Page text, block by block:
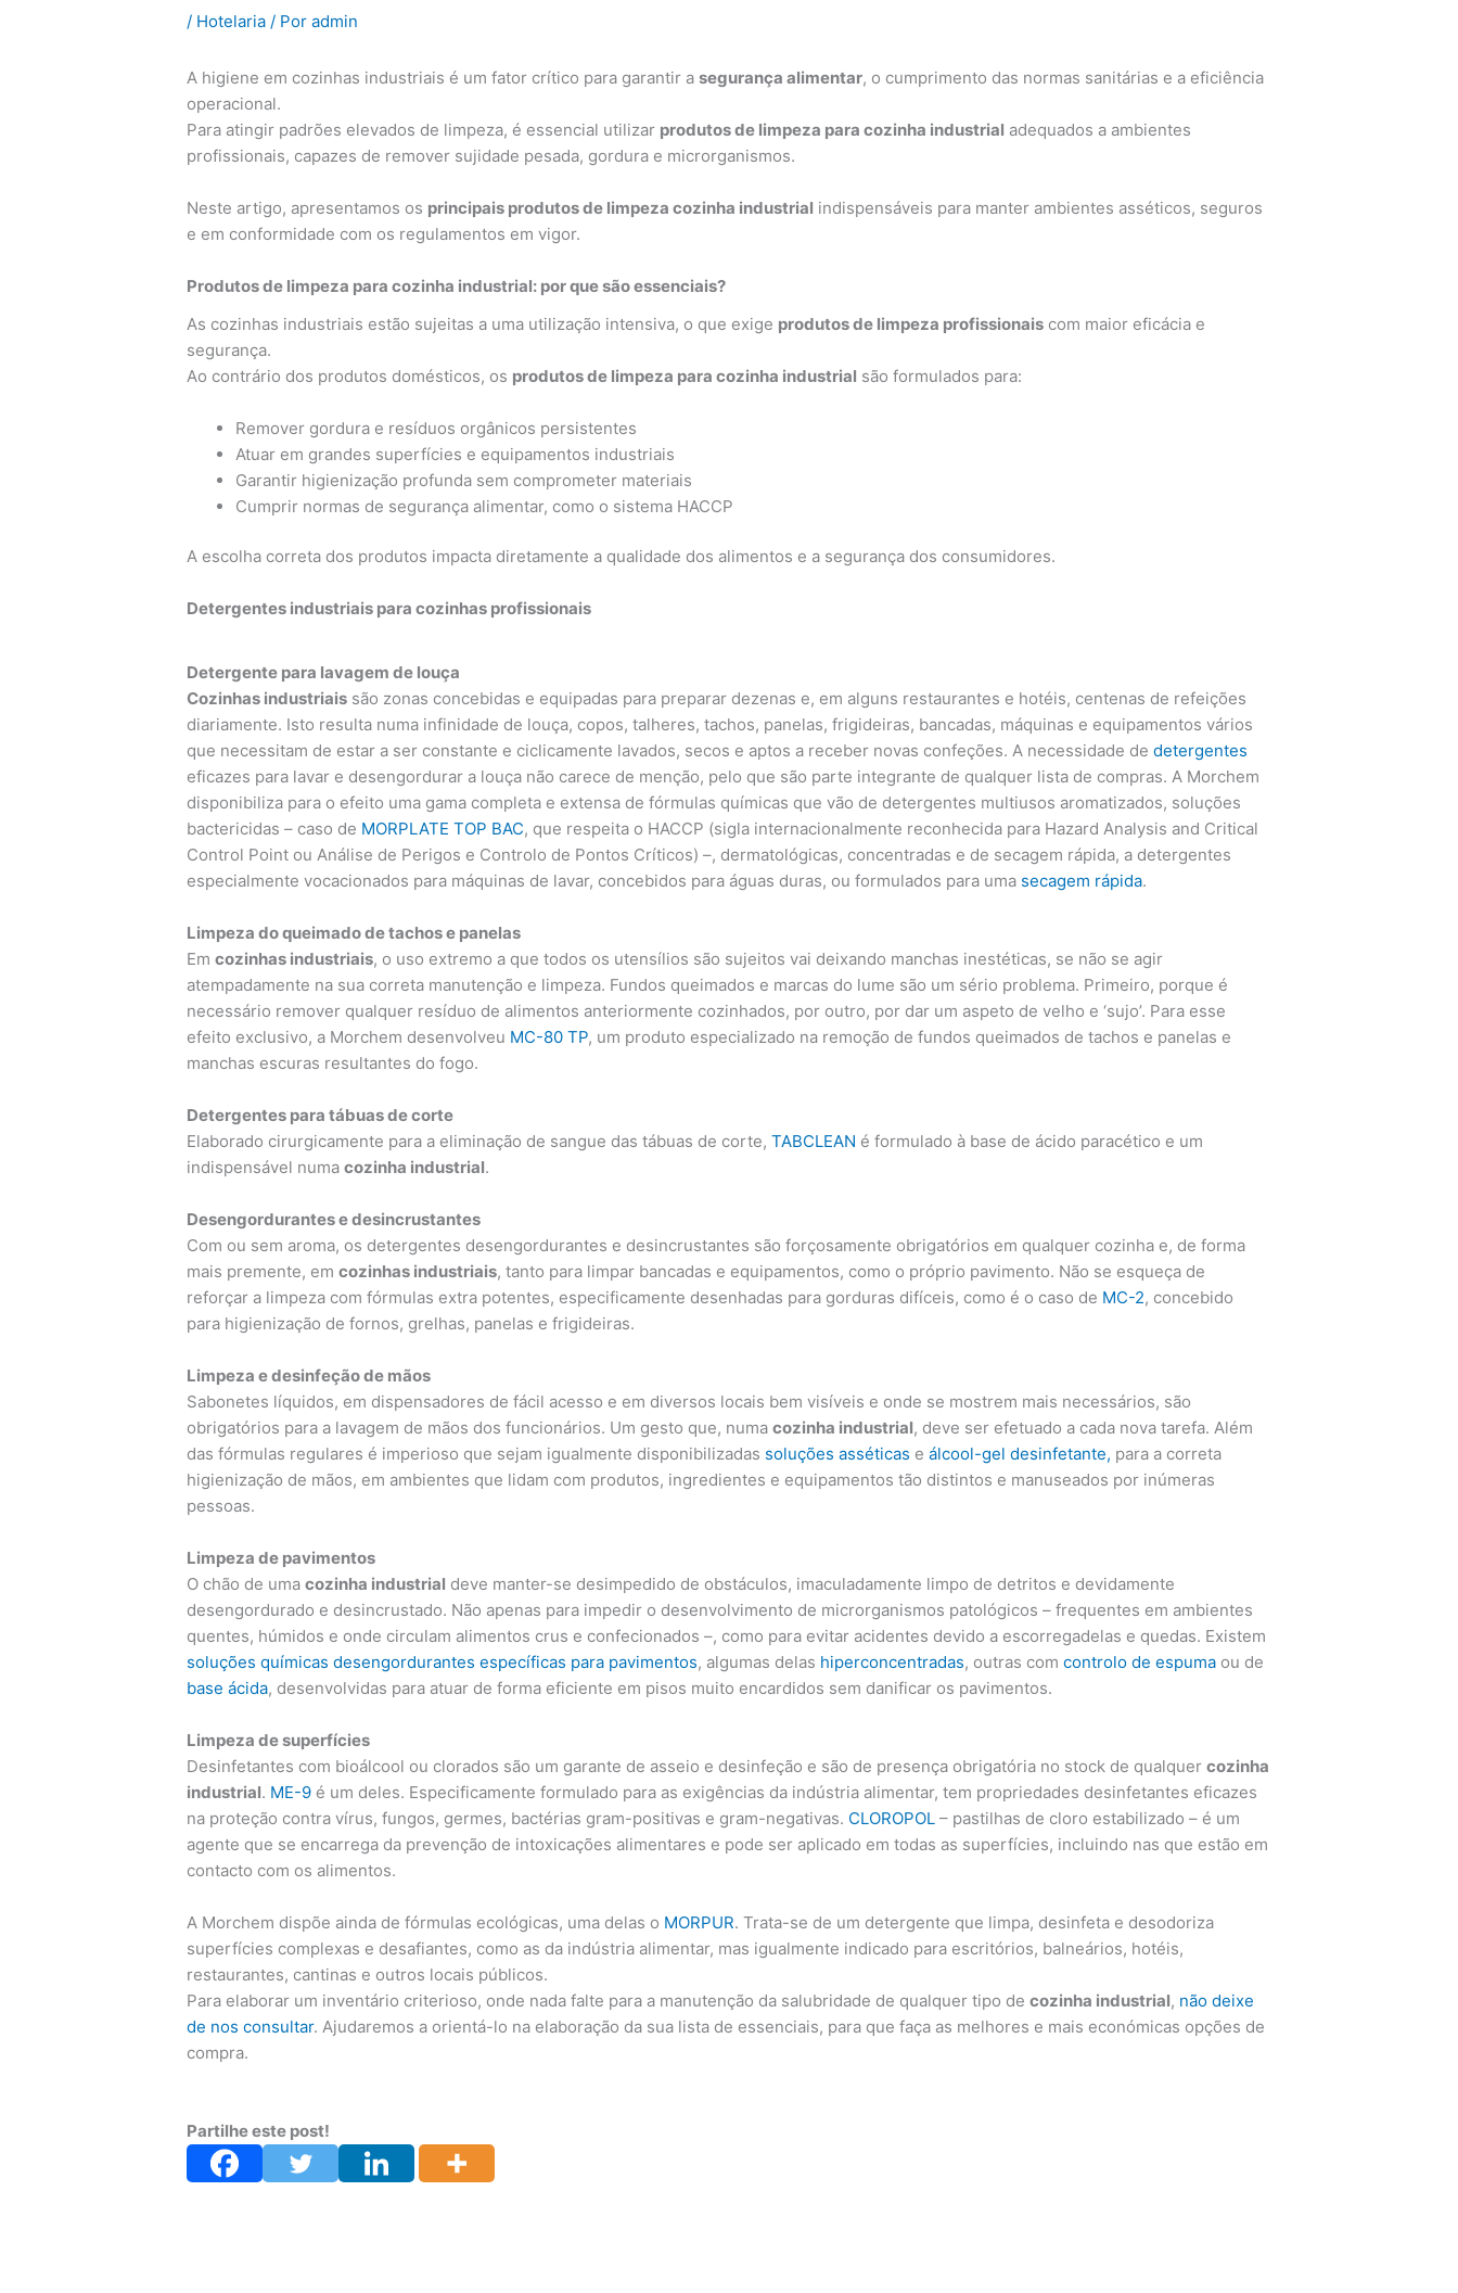
/ Hotelaria / Por admin
A higiene em cozinhas industriais é um fator crítico para garantir asegurança alimentar, o cumprimento das normas sanitárias e a eficiência
operacional.
Para atingir padrões elevados de limpeza, é essencial utilizar produtos de limpeza para cozinha industrial adequados a ambientes
profissionais, capazes de remover sujidade pesada, gordura e microrganismos.
Neste artigo, apresentamos os principais produtos de limpeza cozinha industrial indispensáveis para manter ambientes asséticos, seguros
e em conformidade com os regulamentos em vigor.
Produtos de limpeza para cozinha industrial: por que são essenciais?
As cozinhas industriais estão sujeitas a uma utilização intensiva, o que exige produtos de limpeza profissionais com maior eficácia e
segurança.
Ao contrário dos produtos domésticos, os produtos de limpeza para cozinha industrial são formulados para:
Remover gordura e resíduos orgânicos persistentes
Atuar em grandes superfícies e equipamentos industriais
Garantir higienização profunda sem comprometer materiais
Cumprir normas de segurança alimentar, como o sistema HACCP
A escolha correta dos produtos impacta diretamente a qualidade dos alimentos e a segurança dos consumidores.
Detergentes industriais para cozinhas profissionais
Detergente para lavagem de louça
Cozinhas industriais são zonas concebidas e equipadas para preparar dezenas e, em alguns restaurantes e hotéis, centenas de refeições
diariamente. Isto resulta numa infinidade de louça, copos, talheres, tachos, panelas, frigideiras, bancadas, máquinas e equipamentos vários
que necessitam de estar a ser constante e ciclicamente lavados, secos e aptos a receber novas confeções. A necessidade dedetergentes
eficazes para lavar e desengordurar a louça não carece de menção, pelo que são parte integrante de qualquer lista de compras. A Morchem
disponibiliza para o efeito uma gama completa e extensa de fórmulas químicas que vão de detergentes multiusos aromatizados, soluções
bactericidas – caso de MORPLATE TOP BAC, que respeita o HACCP (sigla internacionalmente reconhecida para Hazard Analysis and Critical
Control Point ou Análise de Perigos e Controlo de Pontos Críticos) –, dermatológicas, concentradas e de secagem rápida, a detergentes
especialmente vocacionados para máquinas de lavar, concebidos para águas duras, ou formulados para uma secagem rápida.
Limpeza do queimado de tachos e panelas
Emcozinhas industriais, o uso extremo a que todos os utensílios são sujeitos vai deixando manchas inestéticas, se não se agir
atempadamente na sua correta manutenção e limpeza. Fundos queimados e marcas do lume são um sério problema. Primeiro, porque é
necessário remover qualquer resíduo de alimentos anteriormente cozinhados, por outro, por dar um aspeto de velho e ‘sujo’. Para esse
efeito exclusivo, a Morchem desenvolveu MC-80 TP, um produto especializado na remoção de fundos queimados de tachos e panelas e
manchas escuras resultantes do fogo.
Detergentes para tábuas de corte
Elaborado cirurgicamente para a eliminação de sangue das tábuas de corte,TABCLEAN é formulado à base de ácido paracético e um
indispensável numacozinha industrial.
Desengordurantes e desincrustantes
Com ou sem aroma, os detergentes desengordurantes e desincrustantes são forçosamente obrigatórios em qualquer cozinha e, de forma
mais premente, emcozinhas industriais, tanto para limpar bancadas e equipamentos, como o próprio pavimento. Não se esqueça de
reforçar a limpeza com fórmulas extra potentes, especificamente desenhadas para gorduras difíceis, como é o caso de MC-2, concebido
para higienização de fornos, grelhas, panelas e frigideiras.
Limpeza e desinfeção de mãos
Sabonetes líquidos, em dispensadores de fácil acesso e em diversos locais bem visíveis e onde se mostrem mais necessários, são
obrigatórios para a lavagem de mãos dos funcionários. Um gesto que, numacozinha industrial, deve ser efetuado a cada nova tarefa. Além
das fórmulas regulares é imperioso que sejam igualmente disponibilizadas soluções asséticas eálcool-gel desinfetante, para a correta
higienização de mãos, em ambientes que lidam com produtos, ingredientes e equipamentos tão distintos e manuseados por inúmeras
pessoas.
Limpeza de pavimentos
O chão de umacozinha industrial deve manter-se desimpedido de obstáculos, imaculadamente limpo de detritos e devidamente
desengordurado e desincrustado. Não apenas para impedir o desenvolvimento de microrganismos patológicos – frequentes em ambientes
quentes, húmidos e onde circulam alimentos crus e confecionados –, como para evitar acidentes devido a escorregadelas e quedas. Existem
soluções químicas desengordurantes específicas para pavimentos, algumas delas hiperconcentradas, outras comcontrolo de espuma ou de
base ácida, desenvolvidas para atuar de forma eficiente em pisos muito encardidos sem danificar os pavimentos.
Limpeza de superfícies
Desinfetantes com bioálcool ou clorados são um garante de asseio e desinfeção e são de presença obrigatória no stock de qualquercozinha
industrial. ME-9 é um deles. Especificamente formulado para as exigências da indústria alimentar, tem propriedades desinfetantes eficazes
na proteção contra vírus, fungos, germes, bactérias gram-positivas e gram-negativas. CLOROPOL – pastilhas de cloro estabilizado – é um
agente que se encarrega da prevenção de intoxicações alimentares e pode ser aplicado em todas as superfícies, incluindo nas que estão em
contacto com os alimentos.
A Morchem dispõe ainda de fórmulas ecológicas, uma delas o MORPUR. Trata-se de um detergente que limpa, desinfeta e desodoriza
superfícies complexas e desafiantes, como as da indústria alimentar, mas igualmente indicado para escritórios, balneários, hotéis,
restaurantes, cantinas e outros locais públicos.
Para elaborar um inventário criterioso, onde nada falte para a manutenção da salubridade de qualquer tipo decozinha industrial, não deixe
de nos consultar. Ajudaremos a orientá-lo na elaboração da sua lista de essenciais, para que faça as melhores e mais económicas opções de
compra.
Partilhe este post!